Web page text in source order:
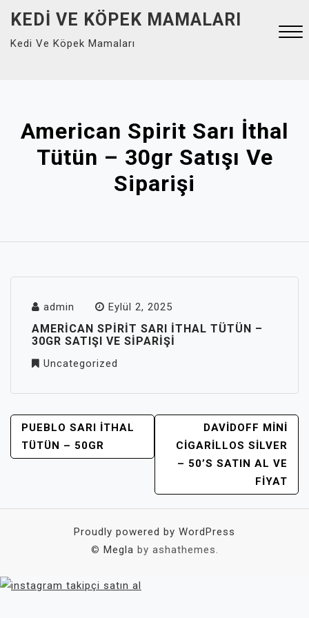
content
KEDI VE KÖPEK MAMALARI
Kedi Ve Köpek Mamaları
American Spirit Sarı İthal
Tütün – 30gr Satışı Ve
Siparişi
admin Eylül 2, 2025
AMERICAN SPIRIT SARI İTHAL TÜTÜN –
30GR SATIŞI VE SIPARIŞI
Uncategorized
YAZI
GEZINMESI
PUEBLO SARI ITHAL
TÜTÜN – 50GR
DAVIDOFF MINI
CIGARILLOS SILVER
– 50’S SATIN AL VE
FIYAT
Proudly powered by WordPress
© Megla by ashathemes.